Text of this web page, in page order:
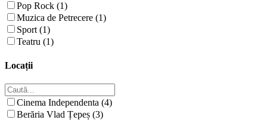
Pop Rock (1)
Muzica de Petrecere (1)
Sport (1)
Teatru (1)
Locații
Cinema Independenta (4)
Berăria Vlad Țepeș (3)